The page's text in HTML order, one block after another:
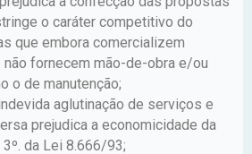
o caráter competitivo do
que embora comercializem
fornecem mão-de-obra e/ou
o de manutenção;
aglutinação de serviços e
prejudica a economicidade da
da Lei 8.666/93;